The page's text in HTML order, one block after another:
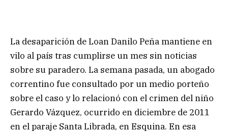
La desaparición de Loan Danilo Peña mantiene en
vilo al país tras cumplirse un mes sin noticias
sobre su paradero. La semana pasada, un abogado
correntino fue consultado por un medio porteño
sobre el caso y lo relacionó con el crimen del niño
Gerardo Vázquez, ocurrido en diciembre de 2011
en el paraje Santa Librada, en Esquina. En esa